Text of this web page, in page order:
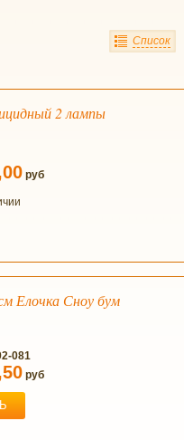
Список
2 лампы
руб
Елочка Сноу бум
081
руб